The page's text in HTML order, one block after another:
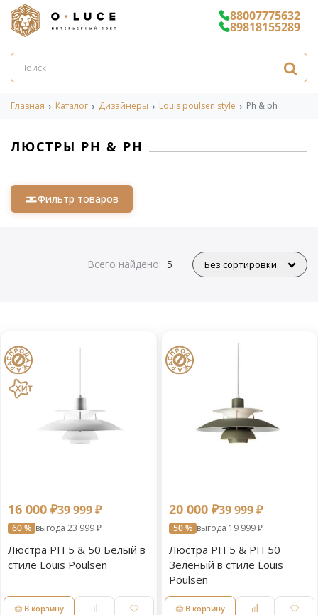
88007775632
89818155289
Главная Каталог Дизайнеры Louis poulsen style Ph & ph
ЛЮСТРЫ PH & PH
Фильтр товаров
Всего найдено: 5
16 000 ₽39 999 ₽
60 % выгода 23 999 ₽
Люстра PH 5 & 50 Белый в
стиле Louis Poulsen
В корзину
20 000 ₽39 999 ₽
50 % выгода 19 999 ₽
Люстра PH 5 & PH 50
Зеленый в стиле Louis
Poulsen
В корзину